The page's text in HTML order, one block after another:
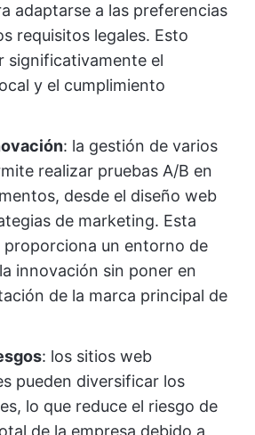
adaptarse a las preferencias
requisitos legales. Esto
significativamente el
y el cumplimiento
: la gestión de varios
realizar pruebas A/B en
desde el diseño web
de marketing. Esta
un entorno de
innovación sin poner en
de la marca principal de
: los sitios web
pueden diversificar los
lo que reduce el riesgo de
de la empresa debido a